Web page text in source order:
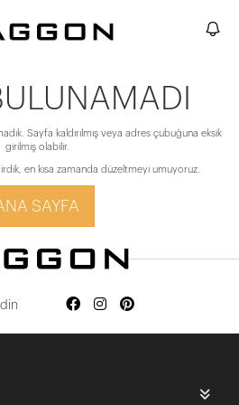
Sayfa kaldırılmış veya adres çubuğuna eksik
girilmiş olabilir.
en kısa zamanda düzeltmeyi umuyoruz.
SAYFA